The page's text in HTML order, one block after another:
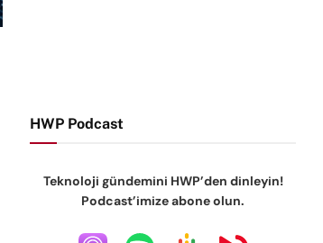
HWP Podcast
Teknoloji gündemini HWP’den dinleyin!
Podcast’imize abone olun.